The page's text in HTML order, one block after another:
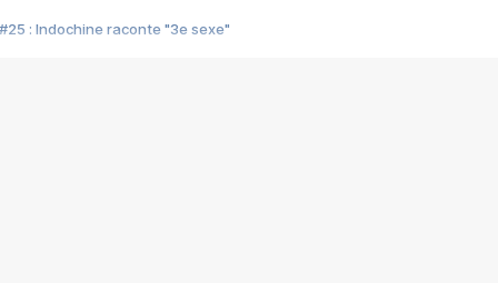
#25 : Indochine raconte "3e sexe"